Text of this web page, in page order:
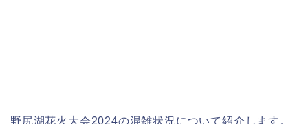
野尻湖花火大会2024の混雑状況について紹介します。